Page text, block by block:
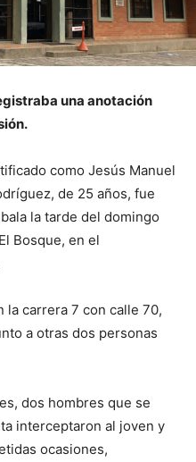
una anotación
como Jesús Manuel
de 25 años, fue
la tarde del domingo
Bosque, en el
la carrera 7 con calle 70,
a otras dos personas
dos hombres que se
interceptaron al joven y
ocasiones,